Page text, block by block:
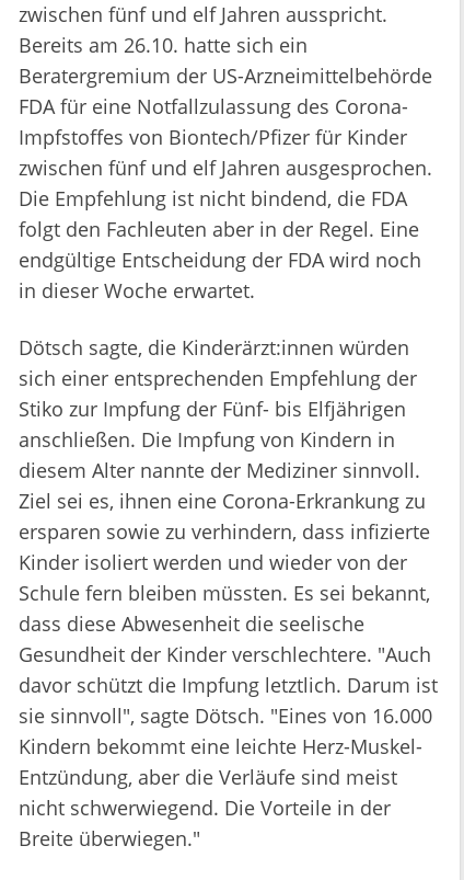
zwischen fünf und elf Jahren ausspricht.
Bereits am 26.10. hatte sich ein
Beratergremium der US-Arzneimittelbehörde
FDA für eine Notfallzulassung des Corona-
Impfstoffes von Biontech/Pfizer für Kinder
zwischen fünf und elf Jahren ausgesprochen.
Die Empfehlung ist nicht bindend, die FDA
folgt den Fachleuten aber in der Regel. Eine
endgültige Entscheidung der FDA wird noch
in dieser Woche erwartet.
Dötsch sagte, die Kinderärzt:innen würden
sich einer entsprechenden Empfehlung der
Stiko zur Impfung der Fünf- bis Elfjährigen
anschließen. Die Impfung von Kindern in
diesem Alter nannte der Mediziner sinnvoll.
Ziel sei es, ihnen eine Corona-Erkrankung zu
ersparen sowie zu verhindern, dass infizierte
Kinder isoliert werden und wieder von der
Schule fern bleiben müssten. Es sei bekannt,
dass diese Abwesenheit die seelische
Gesundheit der Kinder verschlechtere. "Auch
davor schützt die Impfung letztlich. Darum ist
sie sinnvoll", sagte Dötsch. "Eines von 16.000
Kindern bekommt eine leichte Herz-Muskel-
Entzündung, aber die Verläufe sind meist
nicht schwerwiegend. Die Vorteile in der
Breite überwiegen."